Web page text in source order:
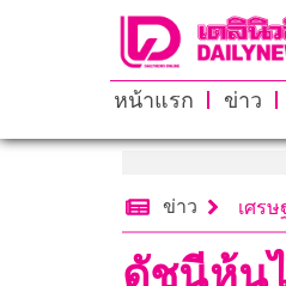
หน้าแรก ข่าว
ข่าว เศรษ
ดัชนีหุ้น